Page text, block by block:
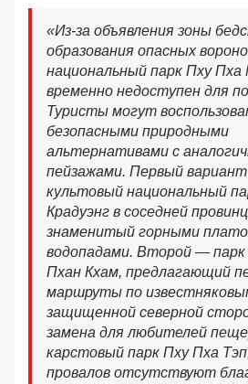
«Из-за объявления зоны
образования опасных
национальный парк Пху Пха
временно недоступен для
Туристы могут
безопасными природными
альтернативами с
пейзажами. Первый
культовый национальный
Крадуэнг в соседней
знаменитый горными
водопадами. Второй — парк
Пхан Кхам, предлагающий
маршруты по
защищенной северной
замена для любителей
карстовый парк Пху Пха
провалов отсутствуют